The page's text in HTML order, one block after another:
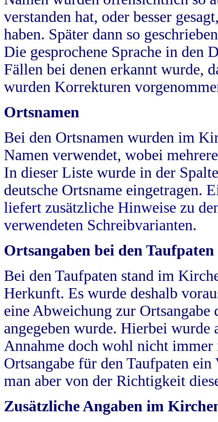
verstanden hat, oder besser
haben. Später dann so
Die gesprochene Sprache in
Fällen bei denen erkannt wurde,
wurden Korrekturen
Ortsnamen
Bei den Ortsnamen wurden im
Namen verwendet, wobei
In dieser Liste wurde in der
deutsche Ortsname eingetragen.
liefert zusätzliche Hinweise zu
verwendeten Schreibvarianten.
Ortsangaben bei den Taufpaten
Bei den Taufpaten stand im
Herkunft. Es wurde deshalb
eine Abweichung zur
angegeben wurde. Hierbei wurde
Annahme doch wohl nicht
Ortsangabe für den Taufpaten
man aber von der Richtigkeit
Zusätzliche Angaben im